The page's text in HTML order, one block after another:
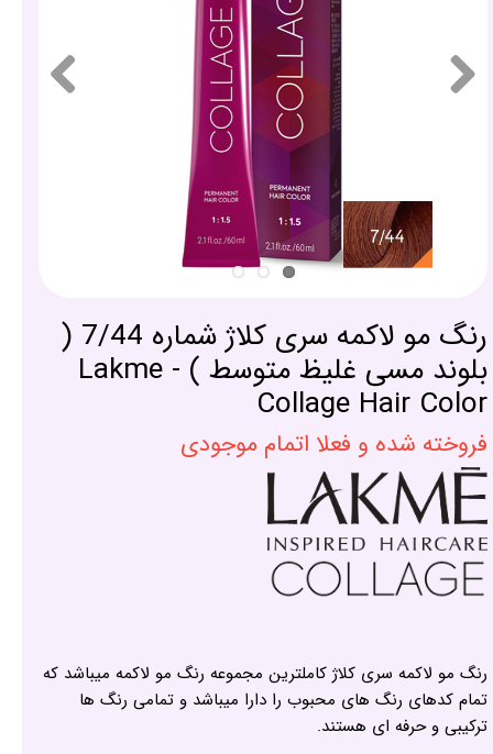
رنگ مو لاکمه سری کلاژ شماره 7/44 (
بلوند مسی غلیظ متوسط ) - Lakme
Collage Hair Color
فروخته شده و فعلا اتمام موجودی
رنگ مو لاکمه سری کلاژ کاملترین مجموعه رنگ مو لاکمه میباشد که
تمام کدهای رنگ های محبوب را دارا میباشد و تمامی رنگ ها
ترکیبی و حرفه ای هستند.